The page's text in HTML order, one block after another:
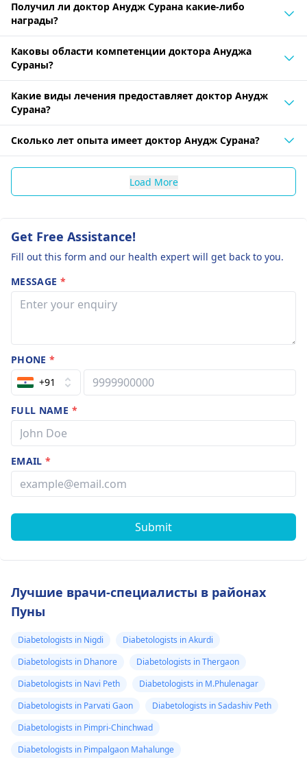
Получил ли доктор Анудж Сурана какие-либо
награды?
Каковы области компетенции доктора Ануджа
Сураны?
Какие виды лечения предоставляет доктор Анудж
Сурана?
Сколько лет опыта имеет доктор Анудж Сурана?
Load More
Get Free Assistance!
Fill out this form and our health expert will get back to you.
MESSAGE *
PHONE*
+91
FULL NAME *
EMAIL*
Submit
Лучшие врачи-специалисты в районах
Пуны
Diabetologists in Nigdi
Diabetologists in Akurdi
Diabetologists in Dhanore
Diabetologists in Thergaon
Diabetologists in Navi Peth
Diabetologists in M.Phulenagar
Diabetologists in Parvati Gaon
Diabetologists in Sadashiv Peth
Diabetologists in Pimpri-Chinchwad
Diabetologists in Pimpalgaon Mahalunge